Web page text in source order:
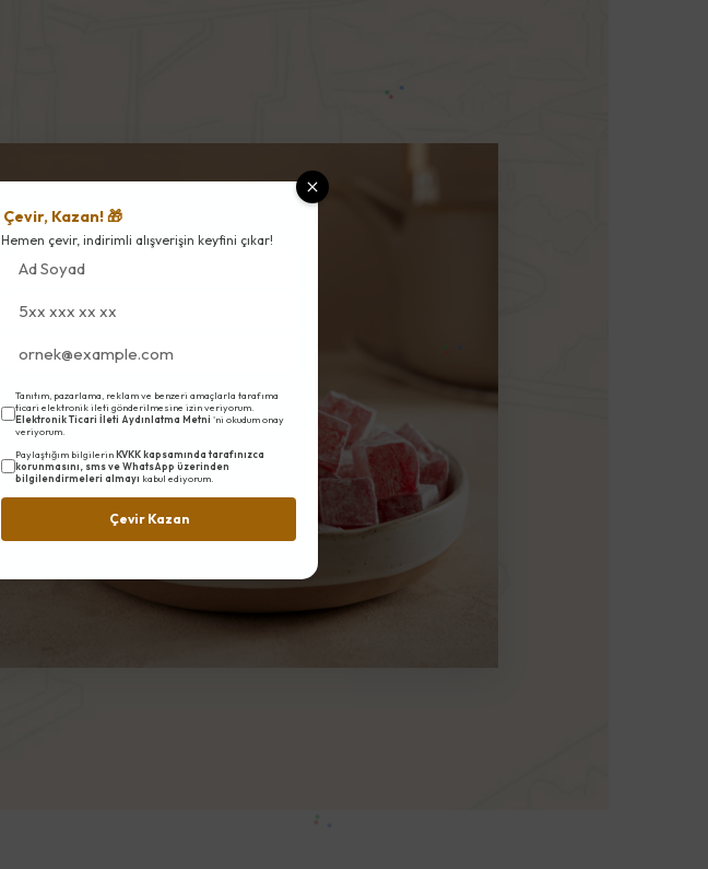
Çevir, Kazan! 🎁
Hemen çevir, indirimli alışverişin keyfini çıkar!
Tanıtım, pazarlama, reklam ve benzeri amaçlarla tarafıma
ticari elektronik ileti gönderilmesine izin veriyorum.
Elektronik Ticari İleti Aydınlatma Metni 'ni okudum onay
veriyorum.
Paylaştığım bilgilerinKVKK kapsamında tarafınızca
korunmasını, sms ve WhatsApp üzerinden
bilgilendirmeleri almayı kabul ediyorum.
Çevir Kazan